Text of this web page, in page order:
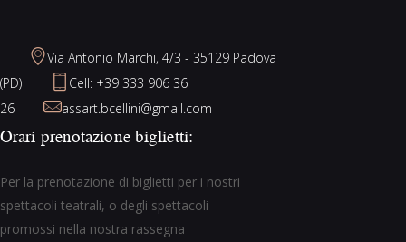
Via Antonio Marchi, 4/3 - 35129 Padova
(PD)
Cell: +39 333 906 36
26
assart.bcellini@gmail.com
Orari prenotazione biglietti:
Per la prenotazione di biglietti per i nostri
spettacoli teatrali, o degli spettacoli
promossi nella nostra rassegna